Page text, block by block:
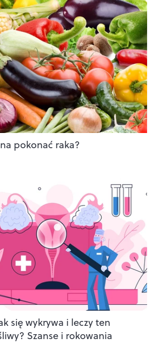
pokonać raka?
się wykrywa i leczy ten
Szanse i rokowania